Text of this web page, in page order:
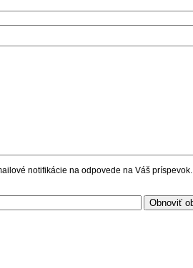
notifikácie na odpovede na Váš príspevok.